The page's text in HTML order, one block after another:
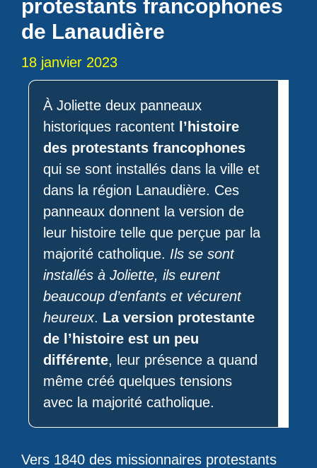
protestants francophones
de Lanaudière
18 janvier 2023
À Joliette deux panneaux
historiques racontent l’histoire
des protestants francophones
qui se sont installés dans la ville et
dans la région Lanaudière. Ces
panneaux donnent la version de
leur histoire telle que perçue par la
majorité catholique. Ils se sont
installés à Joliette, ils eurent
beaucoup d’enfants et vécurent
heureux. La version protestante
de l’histoire est un peu
différente, leur présence a quand
même créé quelques tensions
avec la majorité catholique.
Vers 1840 des missionnaires protestants